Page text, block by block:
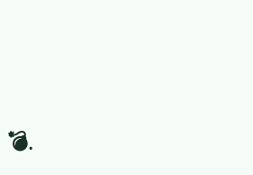
💣.